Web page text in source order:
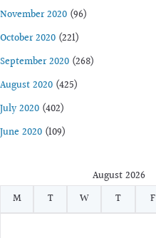
November 2020 (96)
October 2020 (221)
September 2020 (268)
August 2020 (425)
July 2020 (402)
June 2020 (109)
August 2026
M
T W T F